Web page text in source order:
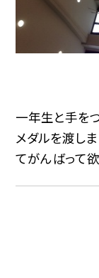
一年生と手を
メダルを渡し
てがんばって